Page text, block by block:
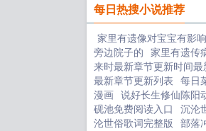
每日热搜小说推荐
家里有遗像对宝宝有影
旁边院子的 家里有遗传
来时最新章节更新时间最
最新章节更新列表 每日
漫画 说好长生修仙陈阳
砚池免费阅读入口 沉沦
沦世俗歌词完整版 部落